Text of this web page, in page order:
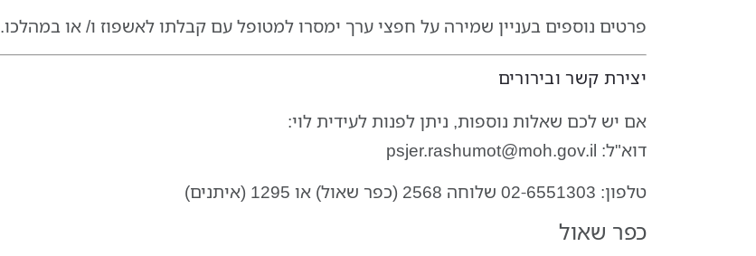
פרטים נוספים בעניין שמירה על חפצי ערך ימסרו למטופל עם קבלתו לאשפוז ו/ או במהלכו.
יצירת קשר ובירורים
אם יש לכם שאלות נוספות, ניתן לפנות לעידית לוי:
דוא"ל:
טלפון:
כפר שאול